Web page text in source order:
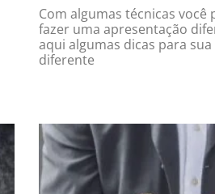
Com algumas técnicas
fazer uma apresentação
aqui algumas dicas para
diferente